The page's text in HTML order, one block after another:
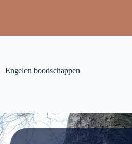
Engelen boodschappen